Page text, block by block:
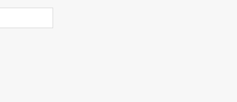
gestellt ist haben sie die Möglichkeit, Online-